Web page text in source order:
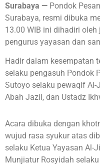
Surabaya — Pondok
Surabaya, resmi dibuka
13.00 WIB ini dihadiri
pengurus yayasan dan
Hadir dalam kesempatan
selaku pengasuh Pondok
Sutoyo selaku pewaqif
Abah Jazil, dan Ustadz
Acara dibuka dengan
wujud rasa syukur atas
selaku Ketua Yayasan Al-
Munjiatur Rosyidah